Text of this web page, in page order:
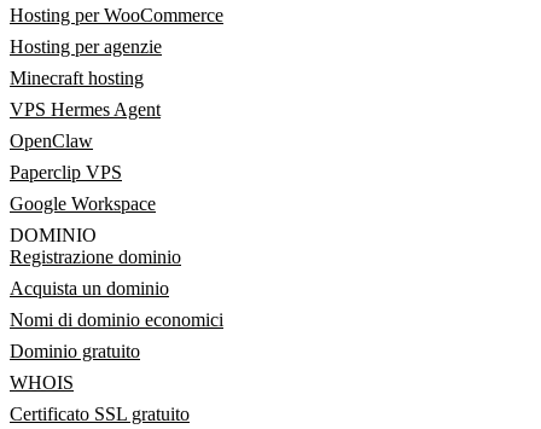
Hosting per WooCommerce
Hosting per agenzie
Minecraft hosting
VPS Hermes Agent
OpenClaw
Paperclip VPS
Google Workspace
DOMINIO
Registrazione dominio
Acquista un dominio
Nomi di dominio economici
Dominio gratuito
WHOIS
Certificato SSL gratuito